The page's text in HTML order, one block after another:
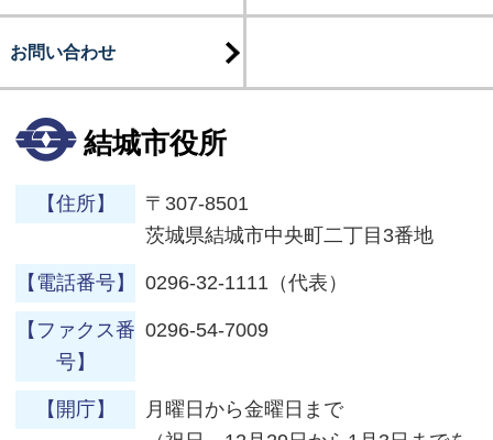
お問い合わせ
結城市役所
【住所】
〒307-8501
茨城県結城市中央町二丁目3番地
【電話番号】 0296-32-1111（代表）
【ファクス番
号】
0296-54-7009
【開庁】
月曜日から金曜日まで